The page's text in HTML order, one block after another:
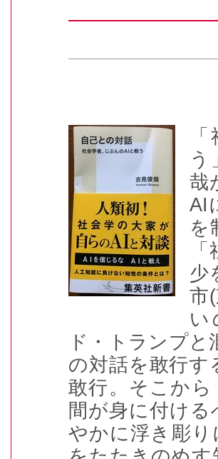
う
哉
AI
を
少
市(
い
ド・トランプと
の対話を敢行
敢行。そこから
間が身に付け
やかに浮き彫り